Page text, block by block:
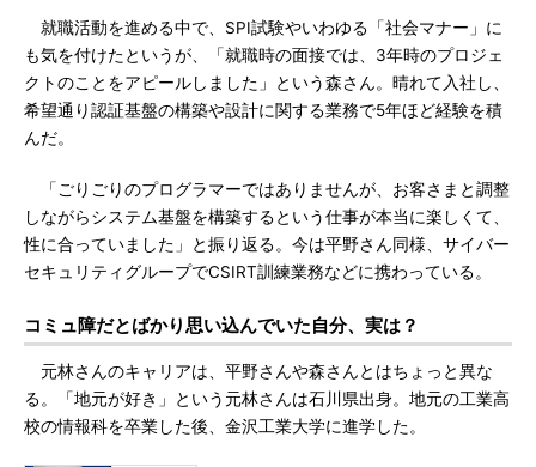
就職活動を進める中で、SPI試験やいわゆる「社会マナー」に
も気を付けたというが、「就職時の面接では、3年時のプロジェ
クトのことをアピールしました」という森さん。晴れて入社し、
希望通り認証基盤の構築や設計に関する業務で5年ほど経験を積
んだ。
「ごりごりのプログラマーではありませんが、お客さまと調整
しながらシステム基盤を構築するという仕事が本当に楽しくて、
性に合っていました」と振り返る。今は平野さん同様、サイバー
セキュリティグループでCSIRT訓練業務などに携わっている。
コミュ障だとばかり思い込んでいた自分、実は？
元林さんのキャリアは、平野さんや森さんとはちょっと異な
る。「地元が好き」という元林さんは石川県出身。地元の工業高
校の情報科を卒業した後、金沢工業大学に進学した。